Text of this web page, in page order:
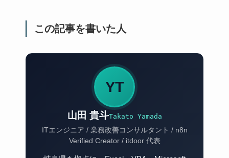
この記事を書いた人
YT
山田 貴斗Takato Yamada
ITエンジニア / 業務改善コンサルタント / n8n
Verified Creator / itdoor 代表